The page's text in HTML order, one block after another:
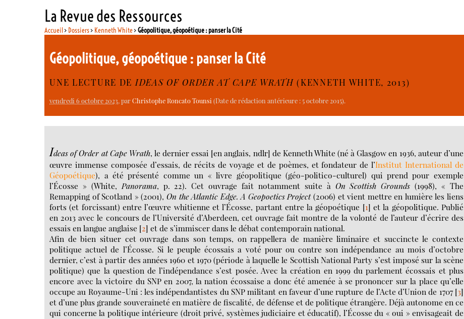
La Revue des Ressources
Accueil> Dossiers> Kenneth White>Géopolitique, géopoétique : panser la Cité
Géopolitique, géopoétique : panser la Cité
UNE LECTURE DE IDEAS OF ORDER AT CAPE WRATH (KENNETH WHITE, 2013)
vendredi 6 octobre 2023, parChristophe Roncato Tounsi (Date de rédaction antérieure : 5 octobre 2015).
Ideas of Order at Cape Wrath, le dernier essai [en anglais, ndlr] de Kenneth White (né à Glasgow en 1936, auteur d’une
œuvre immense composée d’essais, de récits de voyage et de poèmes, et fondateur de l’Institut International de
Géopoétique), a été présenté comme un « livre géopolitique (géo-politico-culturel) qui prend pour exemple
l’Écosse » (White, Panorama, p. 22). Cet ouvrage fait notamment suite à On Scottish Grounds (1998), « The
Remapping of Scotland » (2001), On the Atlantic Edge. A Geopoetics Project(2006) et vient mettre en lumière les liens
forts (et forcissant) entre l’œuvre whitienne et l’Écosse, partant entre la géopoétique [1] et la géopolitique. Publié
en 2013 avec le concours de l’Université d’Aberdeen, cet ouvrage fait montre de la volonté de l’auteur d’écrire des
essais en langue anglaise [2] et de s’immiscer dans le débat contemporain national.
Afin de bien situer cet ouvrage dans son temps, on rappellera de manière liminaire et succincte le contexte
politique actuel de l’Écosse. Si le peuple écossais a voté pour ou contre son indépendance au mois d’octobre
dernier, c’est à partir des années 1960 et 1970 (période à laquelle le Scottish National Party s’est imposé sur la scène
politique) que la question de l’indépendance s’est posée. Avec la création en 1999 du parlement écossais et plus
encore avec la victoire du SNP en 2007, la nation écossaise a donc été amenée à se prononcer sur la place qu’elle
occupe au Royaume-Uni : les indépendantistes du SNP militant en faveur d’une rupture de l’Acte d’Union de 1707[3]
et d’une plus grande souveraineté en matière de fiscalité, de défense et de politique étrangère. Déjà autonome en ce
qui concerne la politique intérieure (droit privé, systèmes judiciaire et éducatif), l’Écosse du « oui » envisageait de